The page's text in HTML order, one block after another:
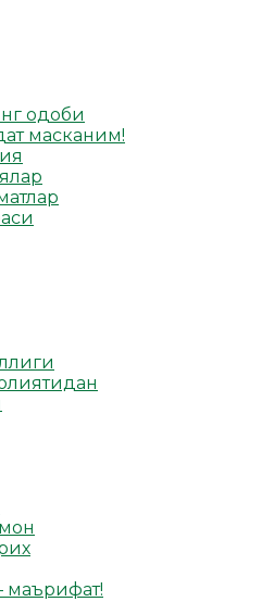
одоби
масканим!
маърифат!